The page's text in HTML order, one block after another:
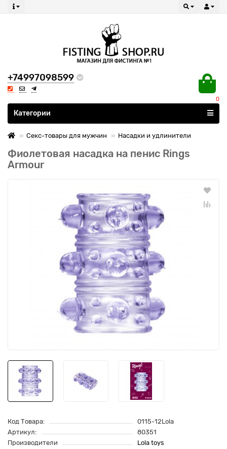
+74997098599
0
Все категории
Категории
Секс-товары для мужчин Насадки и удлинители
Фиолетовая насадка на пенис Rings
Armour
Код Товара:
0115-12Lola
Артикул:
80351
Производители
Lola toys